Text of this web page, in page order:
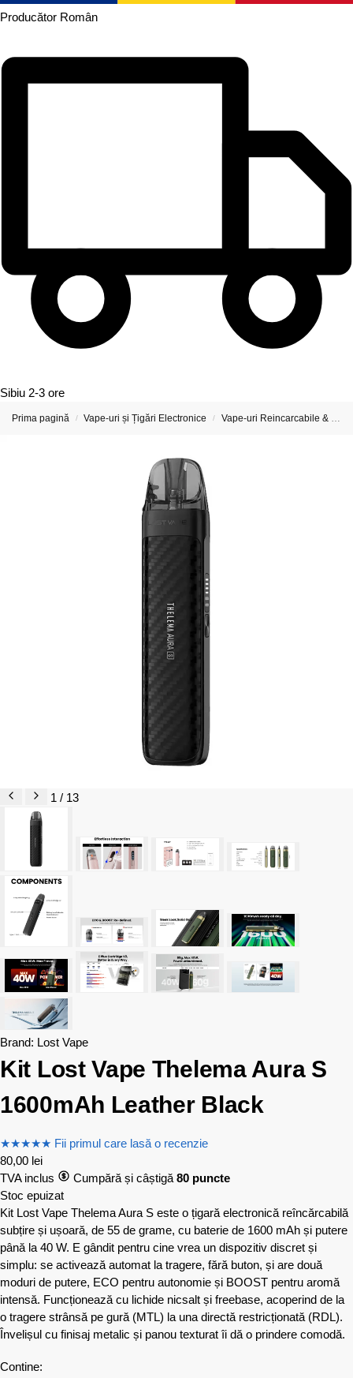
Producător Român
Sibiu 2-3 ore
Prima pagină / Vape-uri și Țigări Electronice / Vape-uri Reincarcabile & Țigări Electronice Reîncărcabile
1 / 13
Brand: Lost Vape
Kit Lost Vape Thelema Aura S
1600mAh Leather Black
★★★★★ Fii primul care lasă o recenzie
80,00 lei
TVA inclus
Cumpără și câștigă 80 puncte
Stoc epuizat
Kit Lost Vape Thelema Aura S este o țigară electronică reîncărcabilă
subțire și ușoară, de 55 de grame, cu baterie de 1600 mAh și putere
până la 40 W. E gândit pentru cine vrea un dispozitiv discret și
simplu: se activează automat la tragere, fără buton, și are două
moduri de putere, ECO pentru autonomie și BOOST pentru aromă
intensă. Funcționează cu lichide nicsalt și freebase, acoperind de la
o tragere strânsă pe gură (MTL) la una directă restricționată (RDL).
Învelișul cu finisaj metalic și panou texturat îi dă o prindere comodă.
Contine: